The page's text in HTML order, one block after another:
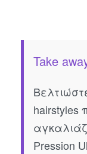
Take
hairstyles
Pression